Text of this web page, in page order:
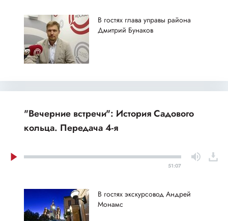
В гостях глава управы района
Дмитрий Бунаков
"Вечерние встречи": История Садового
кольца. Передача 4-я
51:07
В гостях экскурсовод Андрей
Монамс